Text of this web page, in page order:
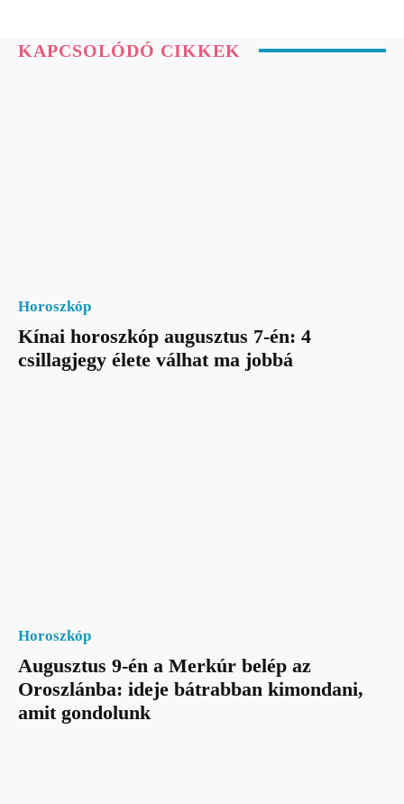
KAPCSOLÓDÓ CIKKEK
Horoszkóp
Kínai horoszkóp augusztus 7-én: 4
csillagjegy élete válhat ma jobbá
Horoszkóp
Augusztus 9-én a Merkúr belép az
Oroszlánba: ideje bátrabban kimondani,
amit gondolunk